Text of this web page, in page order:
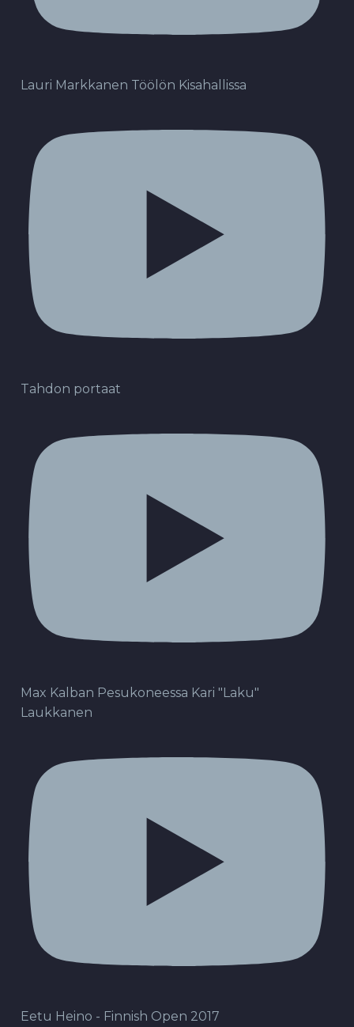
Lauri Markkanen Töölön Kisahallissa
Tahdon portaat
Max Kalban Pesukoneessa Kari "Laku"
Laukkanen
Eetu Heino - Finnish Open 2017